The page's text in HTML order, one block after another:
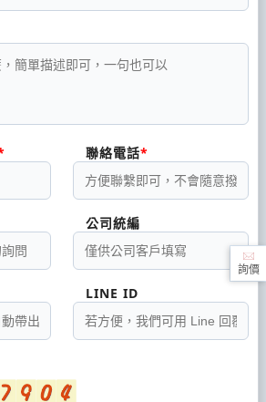
聯絡電話
公司統編
LINE ID
詢價